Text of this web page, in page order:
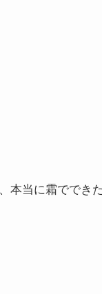
本当に霜ででき